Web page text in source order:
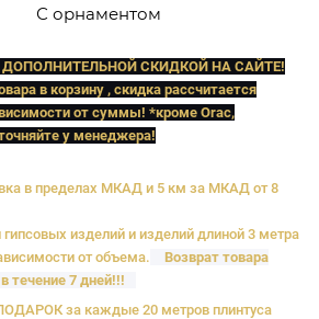
С орнаментом
ДОПОЛНИТЕЛЬНОЙ СКИДКОЙ НА САЙТЕ!
в корзину , скидка рассчитается
от суммы! *кроме Orac,
у менеджера!
в пределах МКАД и 5 км за МКАД от 8
изделий и изделий длиной 3 метра
от объема.
Возврат товара
течение 7 дней!!!
за каждые 20 метров плинтуса